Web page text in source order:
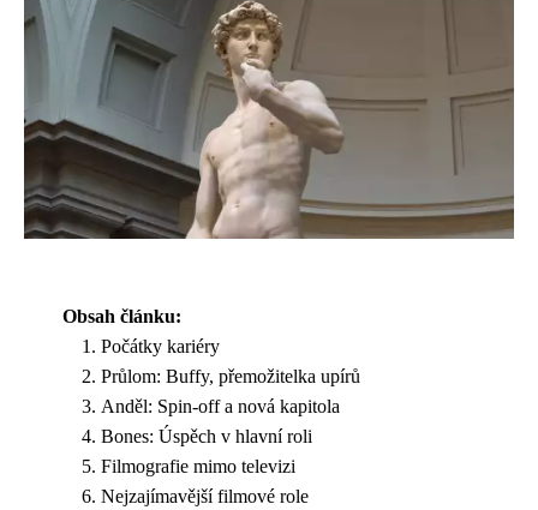
Obsah článku:
Počátky kariéry
Průlom: Buffy, přemožitelka upírů
Anděl: Spin-off a nová kapitola
Bones: Úspěch v hlavní roli
Filmografie mimo televizi
Nejzajímavější filmové role